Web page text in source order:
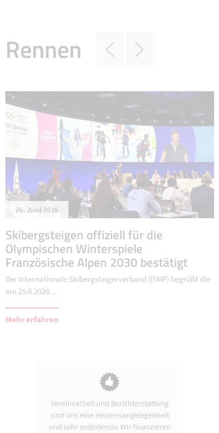
Rennen
26. Juni 2026
Skibergsteigen offiziell für die
Olympischen Winterspiele
Französische Alpen 2030 bestätigt
Der Internationale Skibergsteigerverband (ISMF) begrüßt die
am 25.6.2026 ...
Mehr erfahren
Vereinsarbeit und Berichterstattung
sind uns eine Herzensangelegenheit
und sehr zeitintensiv. Wir finanzieren